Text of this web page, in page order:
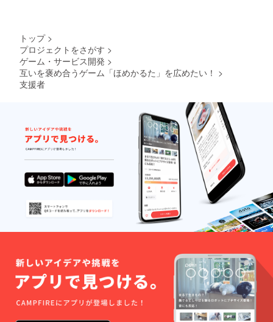
トップ >
プロジェクトをさがす >
ゲーム・サービス開発 >
互いを褒め合うゲーム「ほめかるた」を広めたい！ >
支援者